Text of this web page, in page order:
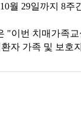
월 29일까지 8주
"이번 치매가족
자 가족 및 보